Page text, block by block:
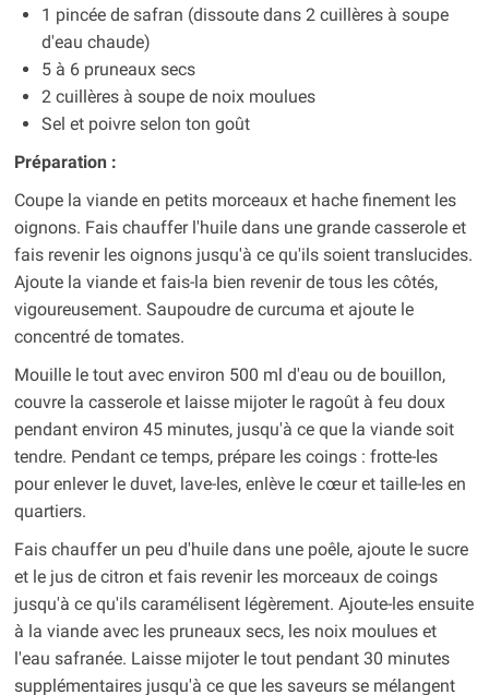
1 pincée de safran (dissoute dans 2 cuillères à soupe
d'eau chaude)
5 à 6 pruneaux secs
2 cuillères à soupe de noix moulues
Sel et poivre selon ton goût
Préparation :
Coupe la viande en petits morceaux et hache finement les
oignons. Fais chauffer l'huile dans une grande casserole et
fais revenir les oignons jusqu'à ce qu'ils soient translucides.
Ajoute la viande et fais-la bien revenir de tous les côtés,
vigoureusement. Saupoudre de curcuma et ajoute le
concentré de tomates.
Mouille le tout avec environ 500 ml d'eau ou de bouillon,
couvre la casserole et laisse mijoter le ragoût à feu doux
pendant environ 45 minutes, jusqu'à ce que la viande soit
tendre. Pendant ce temps, prépare les coings : frotte-les
pour enlever le duvet, lave-les, enlève le cœur et taille-les en
quartiers.
Fais chauffer un peu d'huile dans une poêle, ajoute le sucre
et le jus de citron et fais revenir les morceaux de coings
jusqu'à ce qu'ils caramélisent légèrement. Ajoute-les ensuite
à la viande avec les pruneaux secs, les noix moulues et
l'eau safranée. Laisse mijoter le tout pendant 30 minutes
supplémentaires jusqu'à ce que les saveurs se mélangent